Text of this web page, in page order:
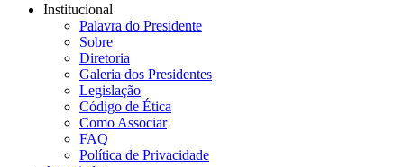
Institucional
Palavra do Presidente
Sobre
Diretoria
Galeria dos Presidentes
Legislação
Código de Ética
Como Associar
FAQ
Política de Privacidade